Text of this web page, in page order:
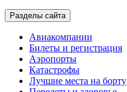
Разделы сайта
Авиакомпании
Билеты и регистрация
Аэропорты
Катастрофы
Лучшие места на борту